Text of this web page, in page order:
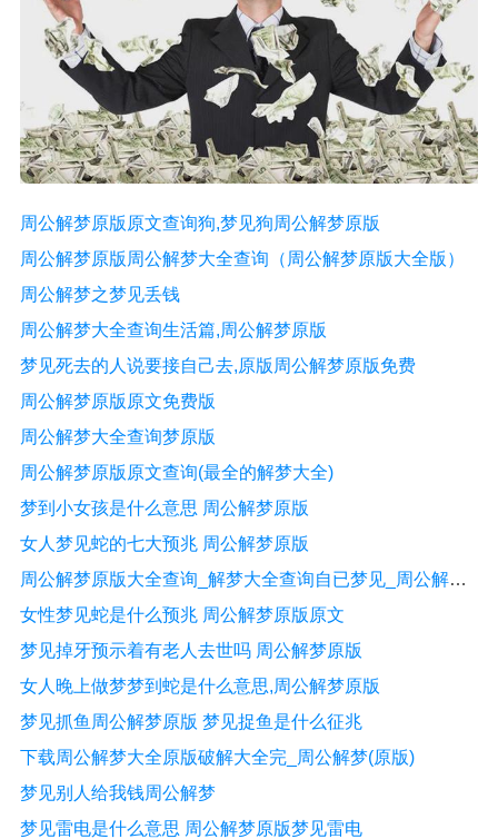
周公解梦原版原文查询狗,梦见狗周公解梦原版
周公解梦原版周公解梦大全查询（周公解梦原版大全版）
周公解梦之梦见丢钱
周公解梦大全查询生活篇,周公解梦原版
梦见死去的人说要接自己去,原版周公解梦原版免费
周公解梦原版原文免费版
周公解梦大全查询梦原版
周公解梦原版原文查询(最全的解梦大全)
梦到小女孩是什么意思 周公解梦原版
女人梦见蛇的七大预兆 周公解梦原版
周公解梦原版大全查询_解梦大全查询自已梦见_周公解梦破解版免费查询
女性梦见蛇是什么预兆 周公解梦原版原文
梦见掉牙预示着有老人去世吗 周公解梦原版
女人晚上做梦梦到蛇是什么意思,周公解梦原版
梦见抓鱼周公解梦原版 梦见捉鱼是什么征兆
下载周公解梦大全原版破解大全完_周公解梦(原版)
梦见别人给我钱周公解梦
梦见雷电是什么意思 周公解梦原版梦见雷电